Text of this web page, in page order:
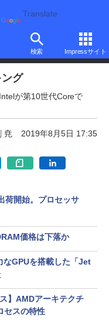
Translate
検索 Impressサイト
グ
が第10世代Coreで
尭 2019年8月5日 17:35
荷開始。プロセッサ
価格は下落か
なGPUを搭載した「Jet
】AMDアーキテクチ
セスの特性